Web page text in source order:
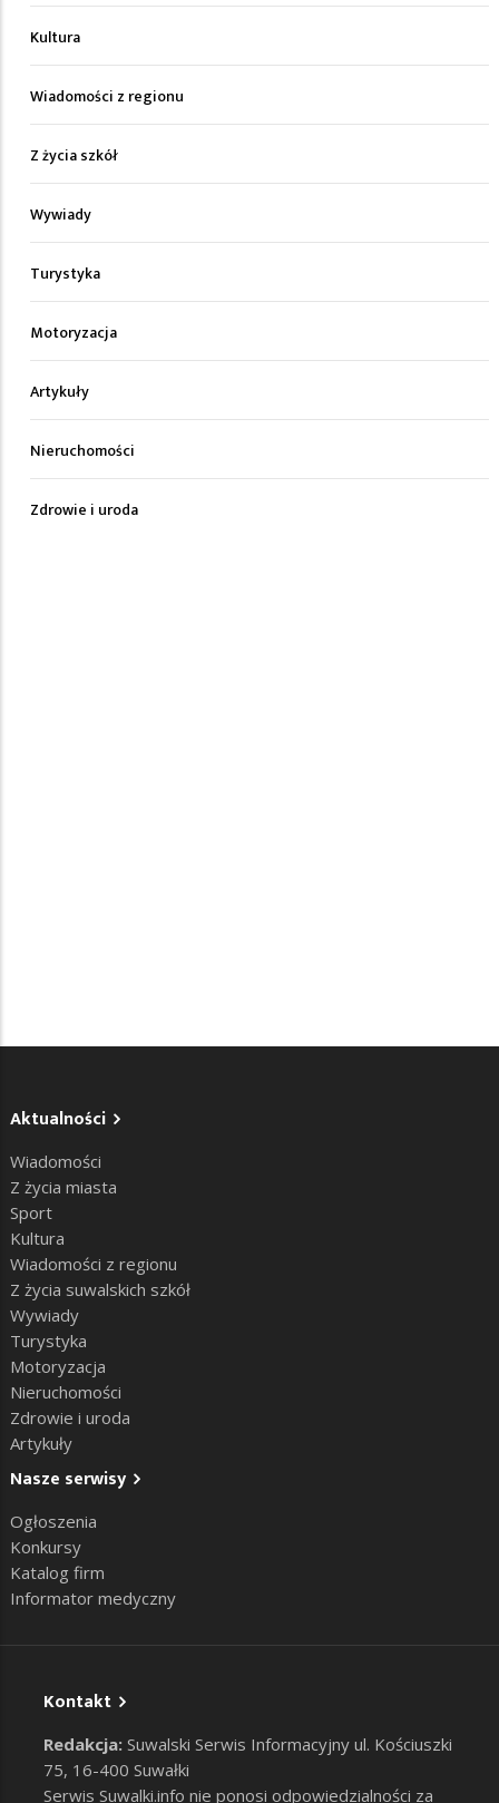
Kultura
Wiadomości z regionu
Z życia szkół
Wywiady
Turystyka
Motoryzacja
Artykuły
Nieruchomości
Zdrowie i uroda
Aktualności
Wiadomości
Z życia miasta
Sport
Kultura
Wiadomości z regionu
Z życia suwalskich szkół
Wywiady
Turystyka
Motoryzacja
Nieruchomości
Zdrowie i uroda
Artykuły
Nasze serwisy
Ogłoszenia
Konkursy
Katalog firm
Informator medyczny
Kontakt
Redakcja: Suwalski Serwis Informacyjny ul. Kościuszki
75, 16-400 Suwałki
Serwis Suwalki.info nie ponosi odpowiedzialności za